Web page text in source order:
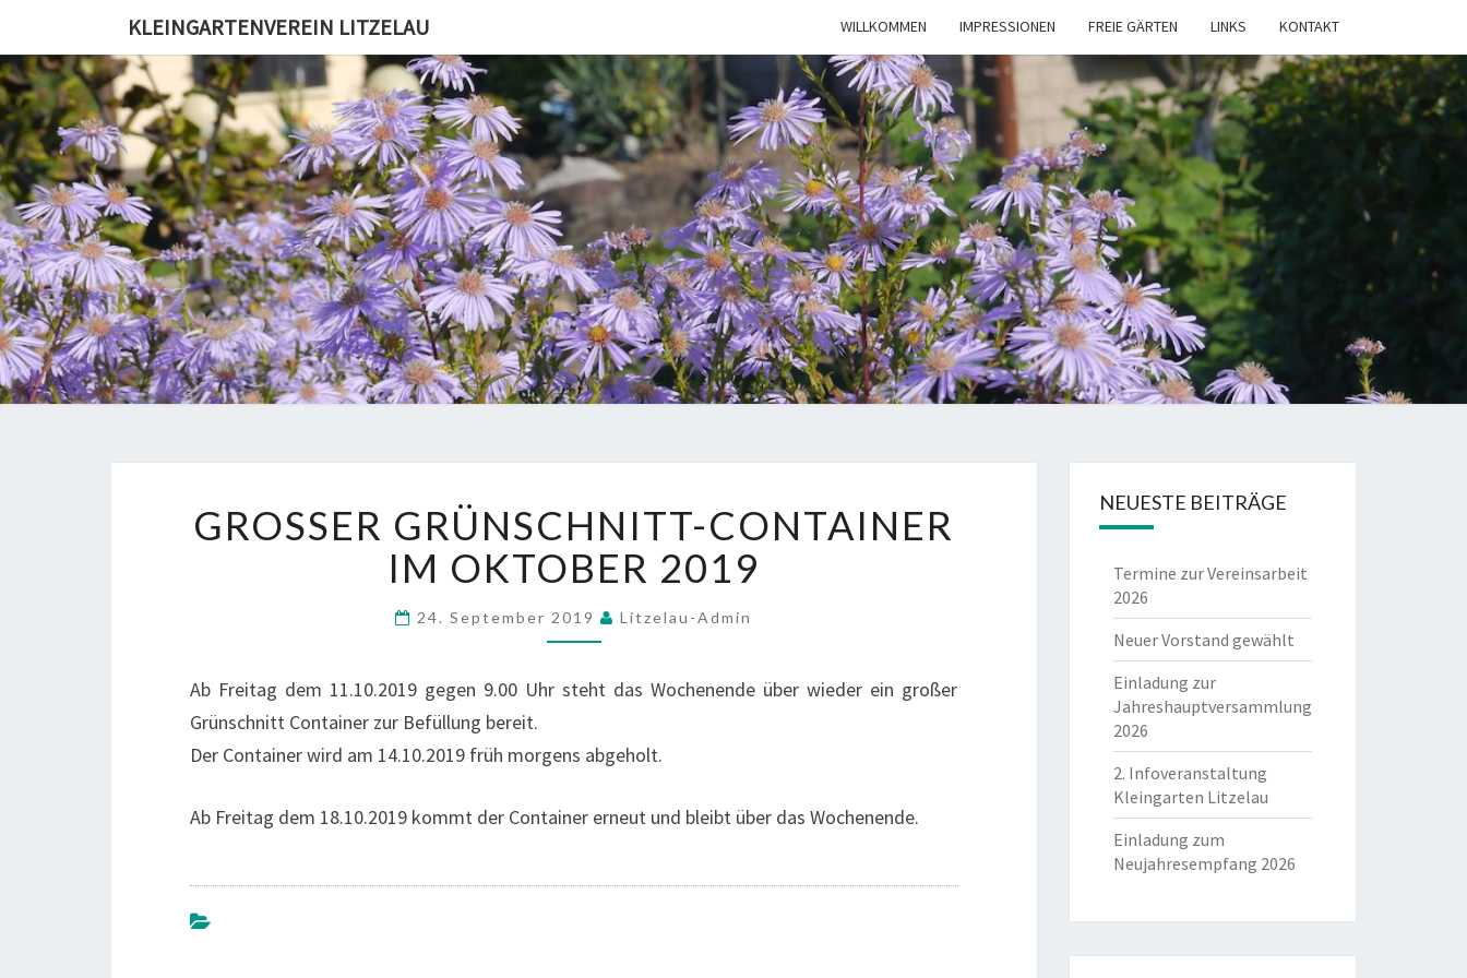
KLEINGARTENVEREIN LITZELAU WILLKOMMEN IMPRESSIONEN FREIE GÄRTEN LINKS KONTAKT
LITZELAU
RÜNSCHNITT-C
ONTAINER I
M O
019
GROSSER GRÜNSCHNITT-CONTAINER I
M OKTOBER 2019
24. September 2019 Litzelau-Admin
Ab Freitag dem 11.10.2019 gegen 9.00 Uhr steht das Wochenende über wieder ein großer
Grünschnitt Container zur Befüllung bereit.
Der Container wird am 14.10.2019 früh morgens abgeholt.
Ab Freitag dem 18.10.2019 kommt der Container erneut und bleibt über das Wochenende.
NEUESTE BEITRÄGE
Termine zur Vereinsarbeit
2026
Neuer Vorstand gewählt
Einladung zur
Jahreshauptversammlung
2026
2. Infoveranstaltung
Kleingarten Litzelau
Einladung zum
Neujahresempfang 2026